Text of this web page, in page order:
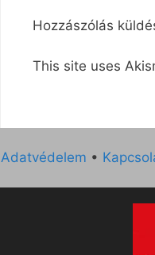
Hozzászólás
This site uses
Adatvédelem •